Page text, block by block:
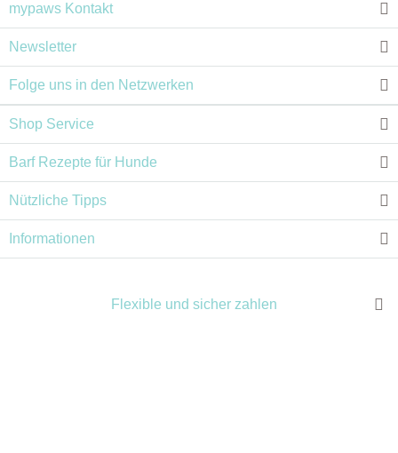
mypaws Kontakt
Newsletter
Folge uns in den Netzwerken
Shop Service
Barf Rezepte für Hunde
Nützliche Tipps
Informationen
Flexible und sicher zahlen